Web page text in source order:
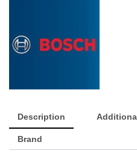
Description
Brand